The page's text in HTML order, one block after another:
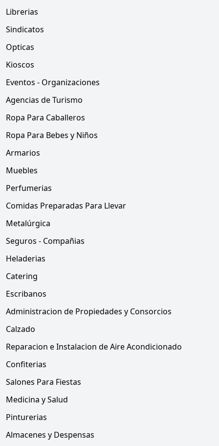
Librerias
Sindicatos
Opticas
Kioscos
Eventos - Organizaciones
Agencias de Turismo
Ropa Para Caballeros
Ropa Para Bebes y Niños
Armarios
Muebles
Perfumerias
Comidas Preparadas Para Llevar
Metalúrgica
Seguros - Compañias
Heladerias
Catering
Escribanos
Administracion de Propiedades y Consorcios
Calzado
Reparacion e Instalacion de Aire Acondicionado
Confiterias
Salones Para Fiestas
Medicina y Salud
Pinturerias
Almacenes y Despensas